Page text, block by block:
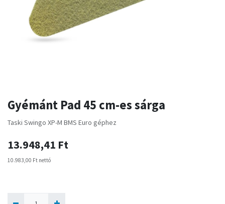
Gyémánt Pad 45 cm-es sárga
Taski Swingo XP-M BMS Euro géphez
13.948,41 Ft
10.983,00 Ft nettó